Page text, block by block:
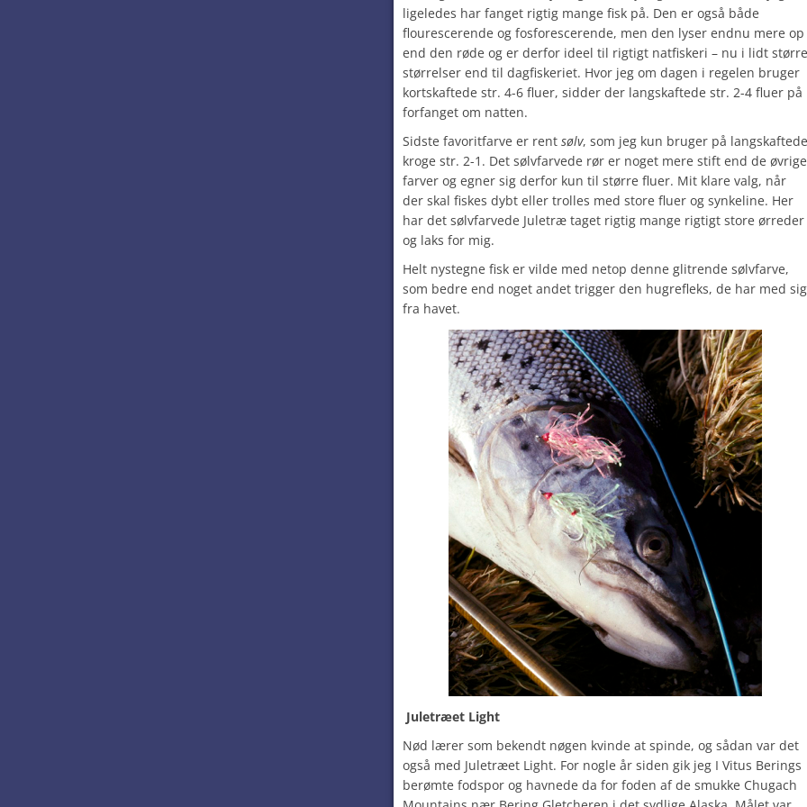
ligeledes har fanget rigtig mange fisk på. Den er også både
flourescerende og fosforescerende, men den lyser endnu mere op
end den røde og er derfor ideel til rigtigt natfiskeri – nu i lidt større
størrelser end til dagfiskeriet. Hvor jeg om dagen i regelen bruger
kortskaftede str. 4-6 fluer, sidder der langskaftede str. 2-4 fluer på
forfanget om natten.
Sidste favoritfarve er rent sølv, som jeg kun bruger på langskaftede
kroge str. 2-1. Det sølvfarvede rør er noget mere stift end de øvrige
farver og egner sig derfor kun til større fluer. Mit klare valg, når
der skal fiskes dybt eller trolles med store fluer og synkeline. Her
har det sølvfarvede Juletræ taget rigtig mange rigtigt store ørreder
og laks for mig.
Helt nystegne fisk er vilde med netop denne glitrende sølvfarve,
som bedre end noget andet trigger den hugrefleks, de har med sig
fra havet.
Juletræet Light
Nød lærer som bekendt nøgen kvinde at spinde, og sådan var det
også med Juletræet Light. For nogle år siden gik jeg I Vitus Berings
berømte fodspor og havnede da for foden af de smukke Chugach